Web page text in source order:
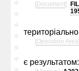
[Document]
[Operation Area]
є результатом: